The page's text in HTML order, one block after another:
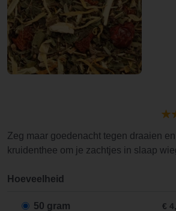
Zeg maar goedenacht tegen draaien
kruidenthee om je zachtjes in slaap
Hoeveelheid
50 gram €